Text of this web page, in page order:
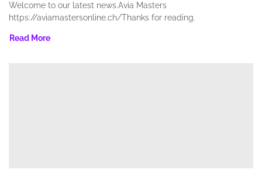
Welcome to our latest news.Avia Masters
https://aviamastersonline.ch/Thanks for reading.
Read More